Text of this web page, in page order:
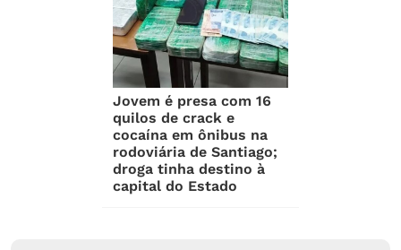
Jovem é presa com 16
quilos de crack e
cocaína em ônibus na
rodoviária de Santiago;
droga tinha destino à
capital do Estado